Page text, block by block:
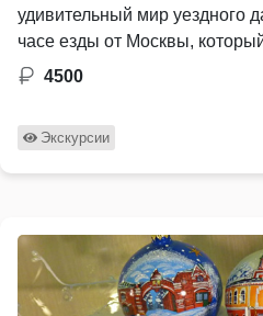
удивительный мир уездного
часе езды от Москвы,
4500
Экскурсии